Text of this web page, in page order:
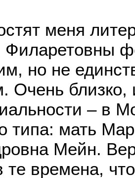
меня
но не
Очень
– в
типа: мать
Мейн.
те времена,